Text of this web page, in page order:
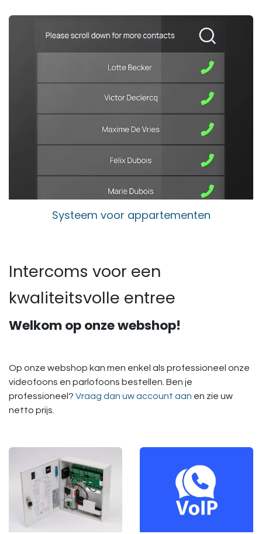
Systeem voor appartementen
Intercoms voor een
kwaliteitsvolle entree
Welkom op onze webshop!
Op onze webshop kan men enkel als professioneel onze
videofoons en parlofoons bestellen. Ben je
professioneel? Vraag dan uw account aan en zie uw
netto prijs.